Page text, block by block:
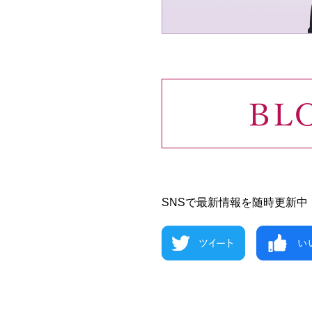
SNSで最新情報を随時更新中